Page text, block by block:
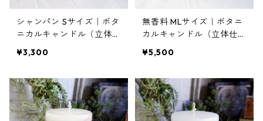
シャンパン Sサイズ｜ボタ
ニカルキャンドル（立体仕
¥3,300
無香料 MLサイズ｜ボタニ
カルキャンドル（立体仕上
¥5,500